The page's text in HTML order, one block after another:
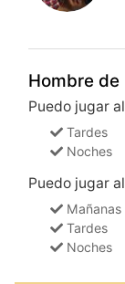
Hombre de
Puedo jugar
Tardes
Noches
Puedo jugar
Mañanas
Tardes
Noches